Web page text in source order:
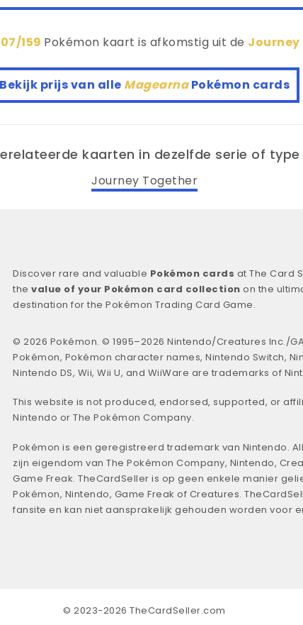
159 Pokémon kaart is afkomstig uit de
Bekijk prijs van alle MagearnaPokémon cards
kaarten in dezelfde serie of type
Journey Together
Discover rare and valuable Pokémon cards at The Card
the value of your Pokémon card collection on the
destination for the Pokémon Trading Card Game.
© 2026 Pokémon. © 1995–2026 Nintendo/Creatures Inc./
Pokémon, Pokémon character names, Nintendo Switch,
Nintendo DS, Wii, Wii U, and WiiWare are trademarks of
This website is not produced, endorsed, supported, or
Nintendo or The Pokémon Company.
Pokémon is een geregistreerd trademark van Nintendo.
zijn eigendom van The Pokémon Company, Nintendo,
Game Freak. TheCardSeller is op geen enkele manier
Pokémon, Nintendo, Game Freak of Creatures.
fansite en kan niet aansprakelijk gehouden worden voor
© 2023-2026 TheCardSeller.com